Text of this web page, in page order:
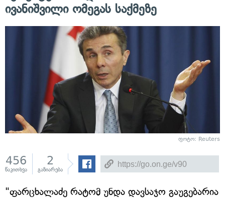
ივანიშვილი ომეგას საქმეზე
ფოტო: Reuters
456
წაკითხვა
2
გაზიარება
"ფარცხალაძე რატომ უნდა დავსაჯო გაუგებარია